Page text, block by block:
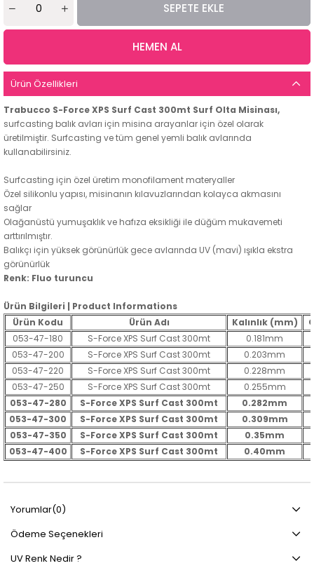
Ürün Özellikleri
Trabucco S-Force XPS Surf Cast 300mt Surf Olta Misinası,
surfcasting balık avları için misina arayanlar için özel olarak
üretilmiştir. Surfcasting ve tüm genel yemli balık avlarında
kullanabilirsiniz.
Surfcasting için özel üretim monofilament materyaller
Özel silikonlu yapısı, misinanın kılavuzlarından kolayca akmasını
sağlar
Olağanüstü yumuşaklık ve hafıza eksikliği ile düğüm mukavemeti
arttırılmıştır.
Balıkçı için yüksek görünürlük gece avlarında UV (mavi) ışıkla ekstra
görünürlük
Renk: Fluo turuncu
Ürün Bilgileri | Product Informations
Ürün Kodu
Ürün Adı Kalınlık (mm)
053-47-180
S-Force XPS Surf Cast 300mt
0.181mm
053-47-200
S-Force XPS Surf Cast 300mt
0.203mm
053-47-220
S-Force XPS Surf Cast 300mt
0.228mm
053-47-250
S-Force XPS Surf Cast 300mt
0.255mm
053-47-280
S-Force XPS Surf Cast 300mt
0.282mm
053-47-300
S-Force XPS Surf Cast 300mt
0.309mm
053-47-350
S-Force XPS Surf Cast 300mt
0.35mm
053-47-400
S-Force XPS Surf Cast 300mt 0.40mm
Yorumlar(0)
Ödeme Seçenekleri
UV Renk Nedir ?